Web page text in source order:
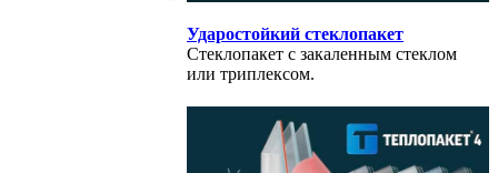
Ударостойкий стеклопакет
Стеклопакет с закаленным стеклом
или триплексом.